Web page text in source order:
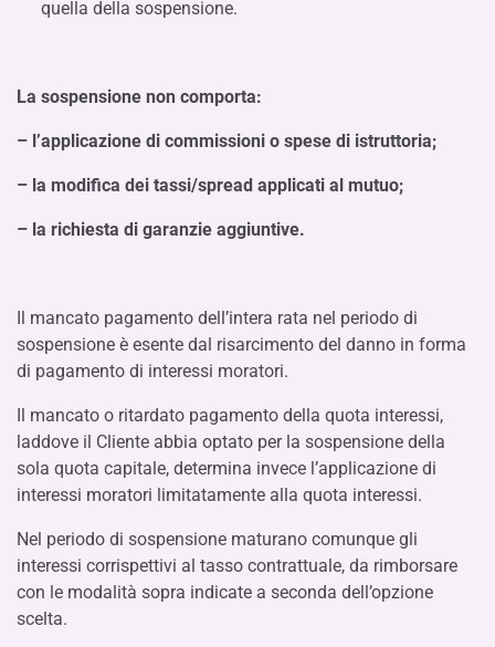
quella della sospensione.
La sospensione non comporta:
– l’applicazione di commissioni o spese di istruttoria;
– la modifica dei tassi/spread applicati al mutuo;
– la richiesta di garanzie aggiuntive.
Il mancato pagamento dell’intera rata nel periodo di
sospensione è esente dal risarcimento del danno in forma
di pagamento di interessi moratori.
Il mancato o ritardato pagamento della quota interessi,
laddove il Cliente abbia optato per la sospensione della
sola quota capitale, determina invece l’applicazione di
interessi moratori limitatamente alla quota interessi.
Nel periodo di sospensione maturano comunque gli
interessi corrispettivi al tasso contrattuale, da rimborsare
con le modalità sopra indicate a seconda dell’opzione
scelta.